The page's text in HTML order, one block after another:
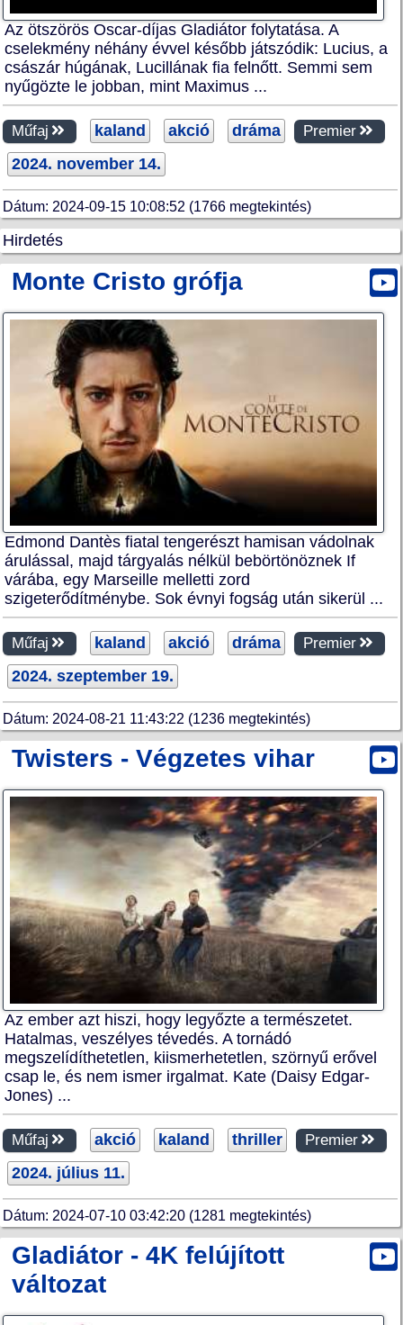
Az ötszörös Oscar-díjas Gladiátor folytatása. A
cselekmény néhány évvel később játszódik: Lucius, a
császár húgának, Lucillának fia felnőtt. Semmi sem
nyűgözte le jobban, mint Maximus ...
Műfaj kaland akció dráma Premier
2024. november 14.
Dátum: 2024-09-15 10:08:52 (1766 megtekintés)
Hirdetés
Monte Cristo grófja
Edmond Dantès fiatal tengerészt hamisan vádolnak
árulással, majd tárgyalás nélkül bebörtönöznek If
várába, egy Marseille melletti zord
szigeterődítménybe. Sok évnyi fogság után sikerül ...
Műfaj kaland akció dráma Premier
2024. szeptember 19.
Dátum: 2024-08-21 11:43:22 (1236 megtekintés)
Twisters - Végzetes vihar
Az ember azt hiszi, hogy legyőzte a természetet.
Hatalmas, veszélyes tévedés. A tornádó
megszelídíthetetlen, kiismerhetetlen, szörnyű erővel
csap le, és nem ismer irgalmat. Kate (Daisy Edgar-
Jones) ...
Műfaj akció kaland thriller Premier
2024. július 11.
Dátum: 2024-07-10 03:42:20 (1281 megtekintés)
Gladiátor - 4K felújított
változat